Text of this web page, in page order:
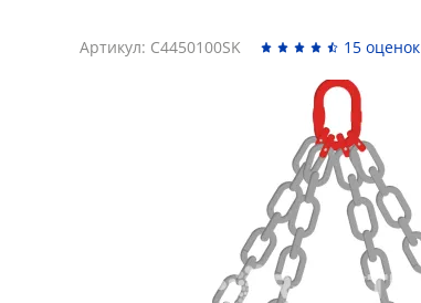
Артикул: C4450100SK 15 оценок